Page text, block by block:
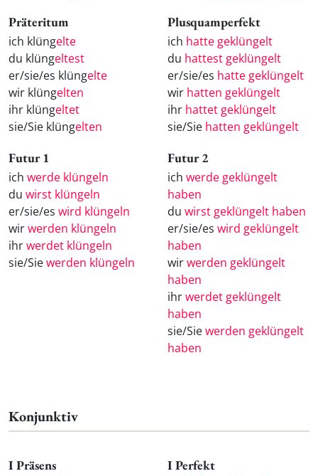
Präteritum
ich klüngelte
du klüngeltest
er/sie/es klüngelte
wir klüngelten
ihr klüngeltet
sie/Sie klüngelten
Plusquamperfekt
ich hatte geklüngelt
du hattest geklüngelt
er/sie/es hatte geklüngelt
wir hatten geklüngelt
ihr hattet geklüngelt
sie/Sie hatten geklüngelt
Futur 1
ich werde klüngeln
du wirst klüngeln
er/sie/es wird klüngeln
wirwerden klüngeln
ihrwerdet klüngeln
sie/Siewerden klüngeln
Futur 2
ich werde geklüngelt
haben
du wirst geklüngelt haben
er/sie/es wird geklüngelt
haben
wirwerden geklüngelt
haben
ihrwerdet geklüngelt
haben
sie/Siewerden geklüngelt
haben
Konjunktiv
I Präsens I Perfekt